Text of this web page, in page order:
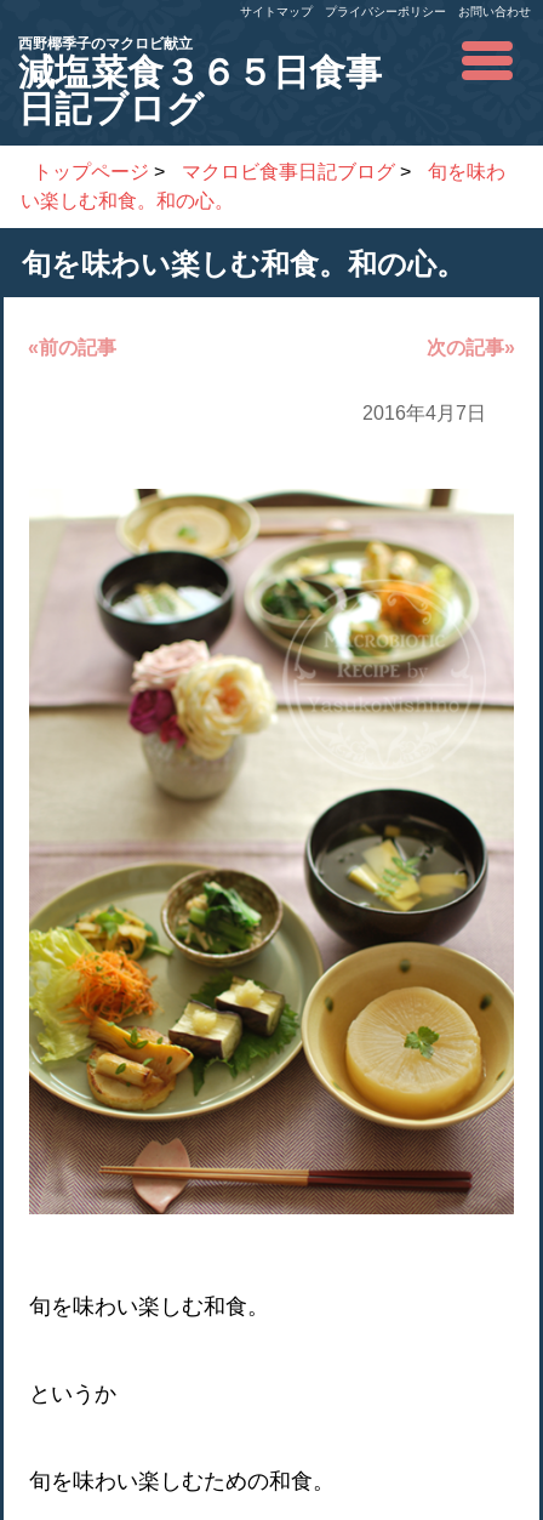
サイトマップ プライバシーポリシー お問い合わせ
西野椰季子のマクロビ献立
減塩菜食３６５日食事
日記ブログ
トップページ > マクロビ食事日記ブログ >
旬を味わ
い楽しむ和食。和の心。
旬を味わい楽しむ和食。和の心。
«前の記事 次の記事»
2016年4月7日
旬を味わい楽しむ和食。
というか
旬を味わい楽しむための和食。